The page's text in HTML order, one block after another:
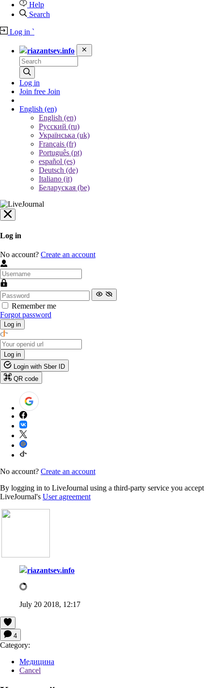
Help
Search
Log in `
riazantsev.info
Log in
Join free Join
English (en)
English (en)
Русский (ru)
Українська (uk)
Français (fr)
Português (pt)
español (es)
Deutsch (de)
Italiano (it)
Беларуская (be)
Log in
No account? Create an account
Remember me
Forgot password
Log in
Log in
Login with Sber ID
QR code
No account? Create an account
By logging in to LiveJournal using a third-party service you accept
LiveJournal's User agreement
riazantsev.info
July 20 2018, 12:17
4
Category:
Медицина
Cancel